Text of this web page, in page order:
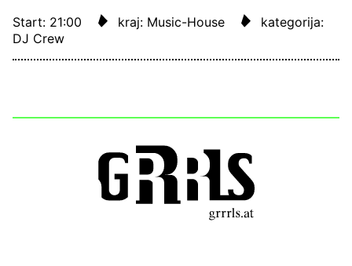
Start: 21:00 kraj: Music-House
kategorija:
DJ Crew